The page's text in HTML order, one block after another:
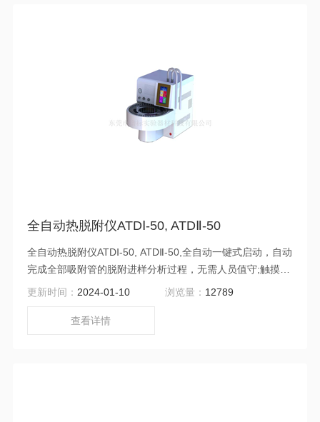
全自动热脱附仪ATDⅠ-50, ATDⅡ-50
全自动热脱附仪ATDⅠ-50, ATDⅡ-50,全自动一键式启动，自动
完成全部吸附管的脱附进样分析过程，无需人员值守;触摸屏
控制，界面信息丰富、齐全，操作简单;12个月保修期：零部
更新时间： 2024-01-10 浏览量： 12789
查看详情